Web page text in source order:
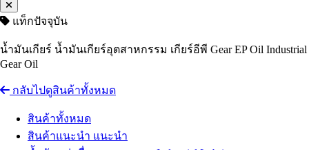
แท็กปัจจุบัน
น้ำมันเกียร์ น้ำมันเกียร์อุตสาหกรรม เกียร์อีพี Gear EP Oil Industrial
Gear Oil
กลับไปดูสินค้าทั้งหมด
สินค้าทั้งหมด
สินค้าแนะนำ แนะนำ